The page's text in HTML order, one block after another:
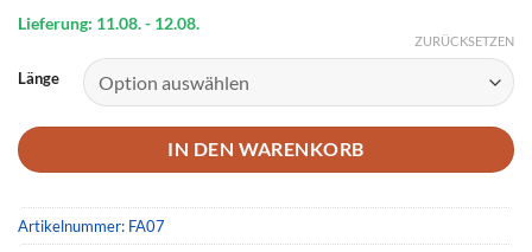
Lieferung: 11.08.- 12.08.
Länge
ZURÜCKSETZEN
IN DEN WARENKORB
Artikelnummer: FA07